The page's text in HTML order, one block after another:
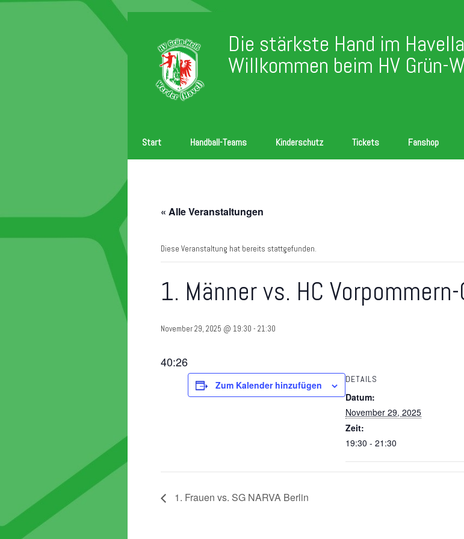
Die stärkste Hand im
Willkommen beim HV Grün-
Start Handball-Teams Kinderschutz Tickets Fanshop
« Alle Veranstaltungen
Diese Veranstaltung hat bereits stattgefunden.
1. Männer vs. HC
November 29, 2025 @ 19:30 - 21:30
40:26
Zum Kalender hinzufügen DETAILS
Datum:
November 29, 2025
Zeit:
19:30 - 21:30
1. Frauen vs. SG NARVA Berlin